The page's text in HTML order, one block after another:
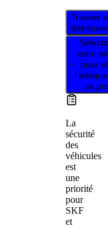
Trouver
votre
pour
ce
La
sécurité
des
véhicules
est
une
priorité
pour
SKF
et